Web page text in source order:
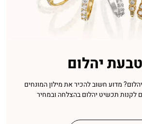
יהלום
מדוע חשוב להכיר את מילון המונחים
לקנות תכשיט יהלום בהצלחה ובמחיר